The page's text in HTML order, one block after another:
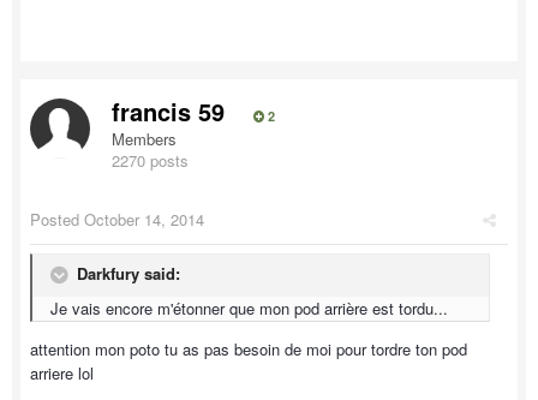
francis 59 2
Members
2270 posts
Posted October 14, 2014
Darkfury said:
Je vais encore m'étonner que mon pod arrière est tordu...
attention mon poto tu as pas besoin de moi pour tordre ton pod
arriere lol